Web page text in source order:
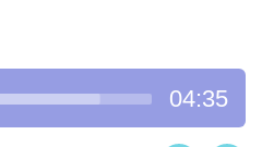
04:35